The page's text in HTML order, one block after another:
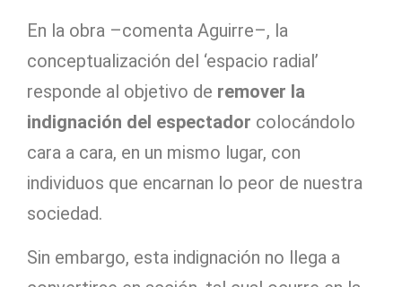
En la obra –comenta Aguirre–, la
conceptualización del ‘espacio radial’
responde al objetivo de remover la
indignación del espectador colocándolo
cara a cara, en un mismo lugar, con
individuos que encarnan lo peor de nuestra
sociedad.
Sin embargo, esta indignación no llega a